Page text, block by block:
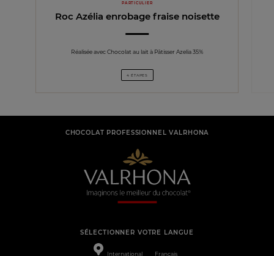
PARTICULIER
Roc Azélia enrobage fraise noisette
Réalisée avec Chocolat au lait à Pâtisser Azelia 35%
4 ÉTAPES
CHOCOLAT PROFESSIONNEL VALRHONA
SÉLECTIONNER VOTRE LANGUE
International Français